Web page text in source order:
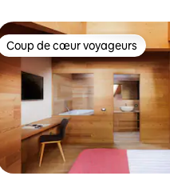
Coup de cœur voyageurs
Coup de cœur voyageurs